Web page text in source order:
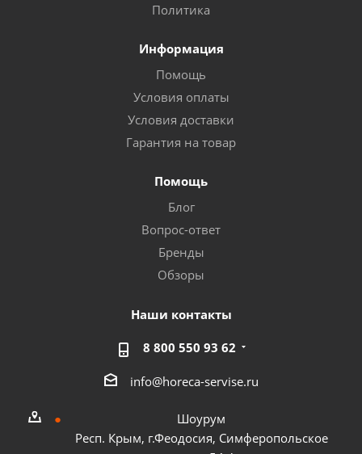
Политика
Информация
Помощь
Условия оплаты
Условия доставки
Гарантия на товар
Помощь
Блог
Вопрос-ответ
Бренды
Обзоры
Наши контакты
8 800 550 93 62
info@horeca-servise.ru
Шоурум
Респ. Крым, г.Феодосия, Симферопольское